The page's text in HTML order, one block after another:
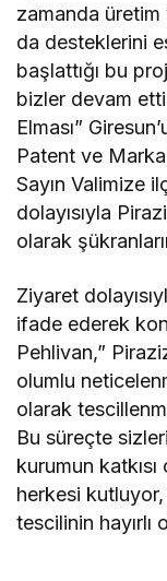
zamanda üretim
da desteklerini
başlattığı bu
bizler devam
Elması”
Patent ve
Sayın Valimize
dolayısıyla
olarak
Ziyaret
ifade ederek
Pehlivan,”
olumlu
olarak
Bu süreçte
kurumun
herkesi
tescilinin hayırlı